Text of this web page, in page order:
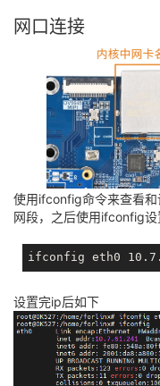
网口连接
使用ifconfig命令来查看
网段，之后使用ifconfig设
设置完ip后如下